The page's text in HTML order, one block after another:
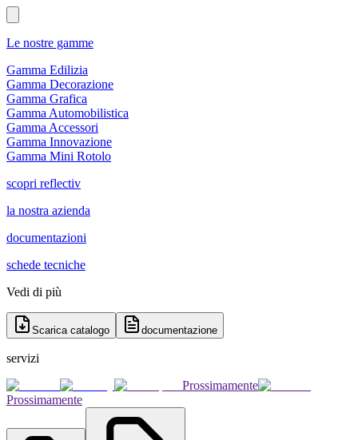
Le nostre gamme
Gamma Edilizia
Gamma Decorazione
Gamma Grafica
Gamma Automobilistica
Gamma Accessori
Gamma Innovazione
Gamma Mini Rotolo
scopri reflectiv
la nostra azienda
documentazioni
schede tecniche
Vedi di più
Scarica catalogo documentazione
servizi
Prossimamente
Prossimamente